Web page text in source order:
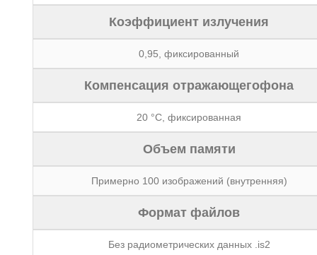
Коэффициент излучения
0,95, фиксированный
Компенсация отражающегофона
20 °C, фиксированная
Объем памяти
Примерно 100 изображений (внутренняя)
Формат файлов
Без радиометрических данных .is2